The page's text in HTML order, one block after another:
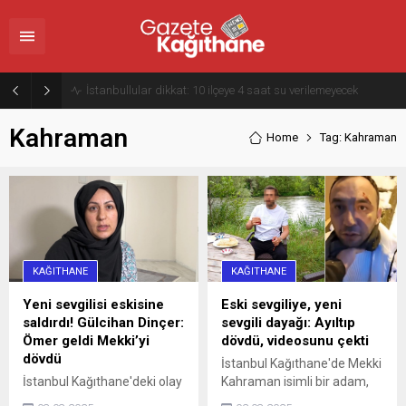
İstanbullular dikkat: 10 ilçeye 4 saat su verilemeyecek
Kahraman Home Tag: Kahraman
KAĞITHANE
Yeni sevgilisi eskisine
saldırdı! Gülcihan Dinçer:
Ömer geldi Mekki’yi
dövdü
İstanbul Kağıthane'deki olay
KAĞITHANE
Eski sevgiliye, yeni
sevgili dayağı: Ayıltıp
dövdü, videosunu çekti
İstanbul Kağıthane'de Mekki
Kahraman isimli bir adam,